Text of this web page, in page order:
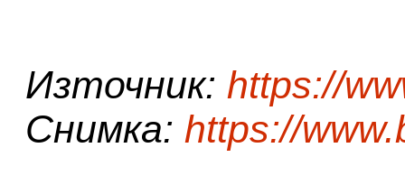
Източник: https://
Снимка: https://